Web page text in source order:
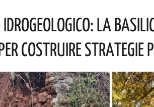
LUCANI, PREMIATE MOLTE GRANDI PERSONALITÀ DEL MATERANO: TUTTE
La
Costruire Strategie